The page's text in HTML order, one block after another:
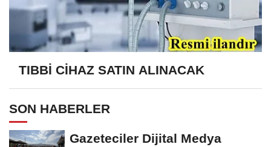
TIBBİ CİHAZ SATIN ALINACAK
SON HABERLER
Gazeteciler Dijital Medya